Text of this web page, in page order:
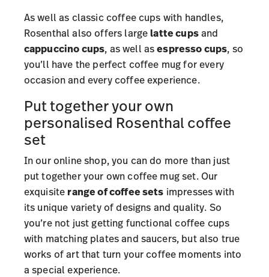
As well as classic coffee cups with handles,
Rosenthal also offers largelatte cupsand
cappuccino cups, as well asespresso cups, so
you’ll have the perfect coffee mug for every
occasion and every coffee experience.
Put together your own
personalised Rosenthal coffee
set
In our online shop, you can do more than just
put together your own coffee mug set. Our
exquisite range of coffee sets impresses with
its unique variety of designs and quality. So
you’re not just getting functional coffee cups
with matching plates and saucers, but also true
works of art that turn your coffee moments into
a special experience.